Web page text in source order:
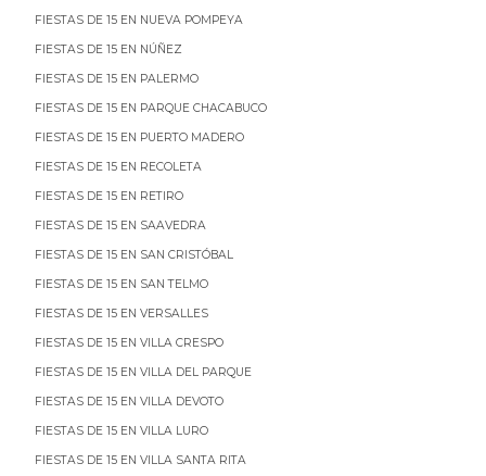
FIESTAS DE 15 EN NUEVA POMPEYA
FIESTAS DE 15 EN NÚÑEZ
FIESTAS DE 15 EN PALERMO
FIESTAS DE 15 EN PARQUE CHACABUCO
FIESTAS DE 15 EN PUERTO MADERO
FIESTAS DE 15 EN RECOLETA
FIESTAS DE 15 EN RETIRO
FIESTAS DE 15 EN SAAVEDRA
FIESTAS DE 15 EN SAN CRISTÓBAL
FIESTAS DE 15 EN SAN TELMO
FIESTAS DE 15 EN VERSALLES
FIESTAS DE 15 EN VILLA CRESPO
FIESTAS DE 15 EN VILLA DEL PARQUE
FIESTAS DE 15 EN VILLA DEVOTO
FIESTAS DE 15 EN VILLA LURO
FIESTAS DE 15 EN VILLA SANTA RITA